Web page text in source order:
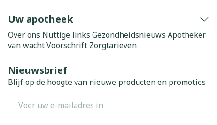
Uw apotheek
Over ons Nuttige links Gezondheidsnieuws Apotheker
van wachtVoorschrift Zorgtarieven
Nieuwsbrief
Blijf op de hoogte van nieuwe producten en promoties